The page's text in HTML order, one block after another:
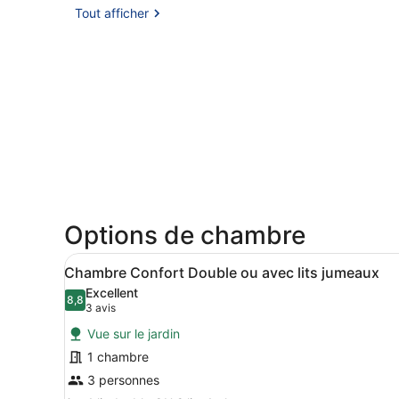
Tout afficher
Options de chambre
Afficher
toutes
les
photos
pour
ce
type
Un lit bien fait, avec des
7
Chambre Confort Double ou avec lits jumeaux
8,88,8 sur 10
Excellent
3 avis
(3 avis)
Vue sur le jardin
1 chambre
3 personnes